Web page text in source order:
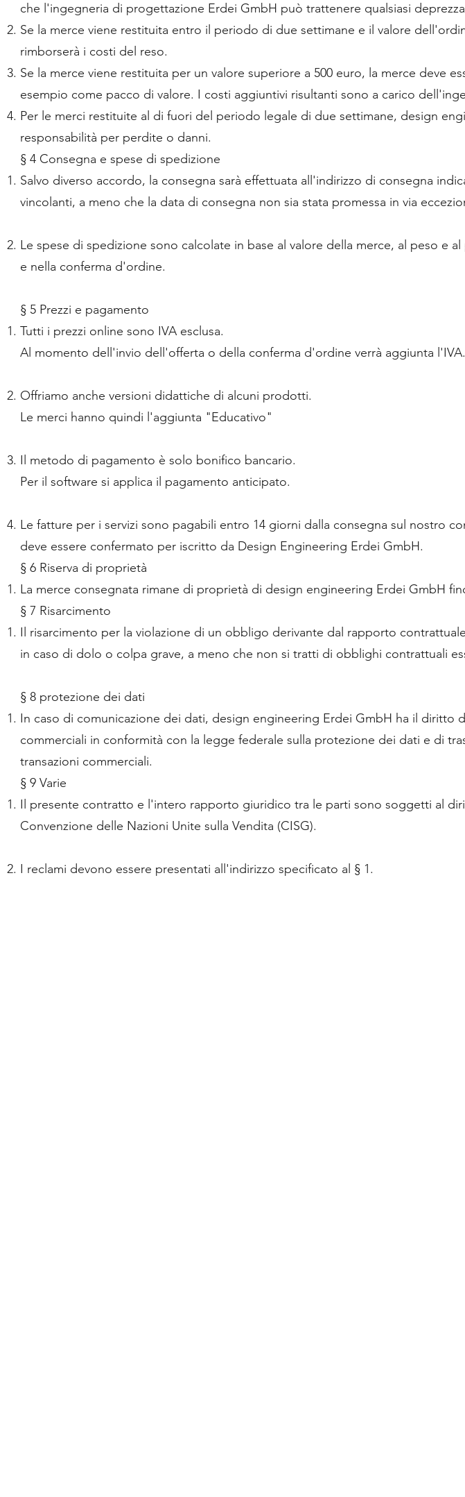
che l'ingegneria di progettazione Erdei GmbH può trattenere qualsiasi
Se la merce viene restituita entro il periodo di due settimane e il valore
rimborserà i costi del reso.
Se la merce viene restituita per un valore superiore a 500 euro, la merce deve
esempio come pacco di valore. I costi aggiuntivi risultanti sono a carico
Per le merci restituite al di fuori del periodo legale di due settimane, design
responsabilità per perdite o danni.
§ 4 Consegna e spese di spedizione
Salvo diverso accordo, la consegna sarà effettuata all'indirizzo di consegna
vincolanti, a meno che la data di consegna non sia stata promessa in via
Le spese di spedizione sono calcolate in base al valore della merce, al peso e
e nella conferma d'ordine.
§ 5 Prezzi e pagamento
Tutti i prezzi online sono IVA esclusa.
Al momento dell'invio dell'offerta o della conferma d'ordine verrà aggiunta l'IVA.
Offriamo anche versioni didattiche di alcuni prodotti.
Le merci hanno quindi l'aggiunta "Educativo"
Il metodo di pagamento è solo bonifico bancario.
Per il software si applica il pagamento anticipato.
Le fatture per i servizi sono pagabili entro 14 giorni dalla consegna sul nostro
deve essere confermato per iscritto da Design Engineering Erdei GmbH.
§ 6 Riserva di proprietà
La merce consegnata rimane di proprietà di design engineering Erdei GmbH
§ 7 Risarcimento
Il risarcimento per la violazione di un obbligo derivante dal rapporto
in caso di dolo o colpa grave, a meno che non si tratti di obblighi contrattuali
§ 8 protezione dei dati
In caso di comunicazione dei dati, design engineering Erdei GmbH ha il diritto
commerciali in conformità con la legge federale sulla protezione dei dati e di
transazioni commerciali.
§ 9 Varie
Il presente contratto e l'intero rapporto giuridico tra le parti sono soggetti al
Convenzione delle Nazioni Unite sulla Vendita (CISG).
I reclami devono essere presentati all'indirizzo specificato al § 1.